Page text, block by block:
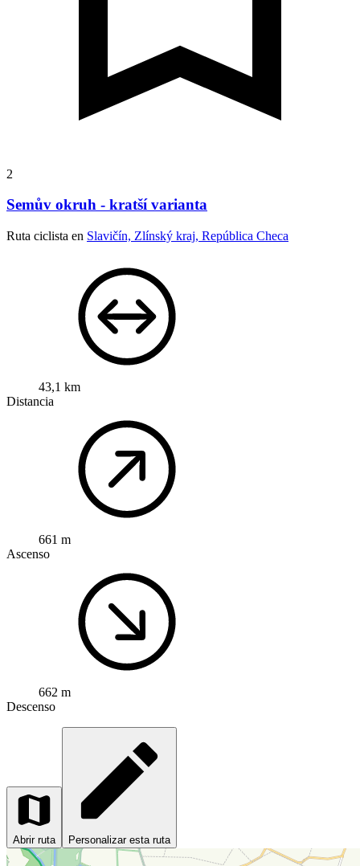
2
Semův okruh - kratší varianta
Ruta ciclista en Slavičín, Zlínský kraj, República Checa
43,1 km
Distancia
661 m
Ascenso
662 m
Descenso
Abrir ruta Personalizar esta ruta